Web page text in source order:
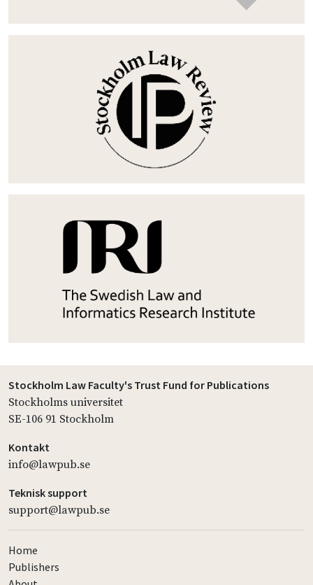
Stockholm Law Faculty's Trust Fund for Publications
Stockholms universitet
SE-106 91 Stockholm
Kontakt
info@lawpub.se
Teknisk support
support@lawpub.se
Home
Publishers